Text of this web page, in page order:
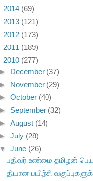
2014 (69)
2013 (121)
2012 (173)
2011 (189)
2010 (277)
►
December (37)
►
November (29)
►October (40)
► September (32)
►August (14)
►July (28)
▼June (26)
பதிவர் உண்மை தமிழன்
தியான பயிற்சி